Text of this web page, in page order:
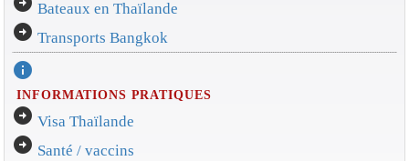
Bateaux en Thaïlande
arrow_circle_right Transports Bangkok
info
INFORMATIONS PRATIQUES
arrow_circle_right Visa Thaïlande
arrow_circle_right Santé / vaccins